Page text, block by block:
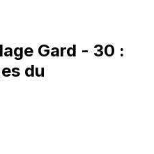
Gard - 30 :
du